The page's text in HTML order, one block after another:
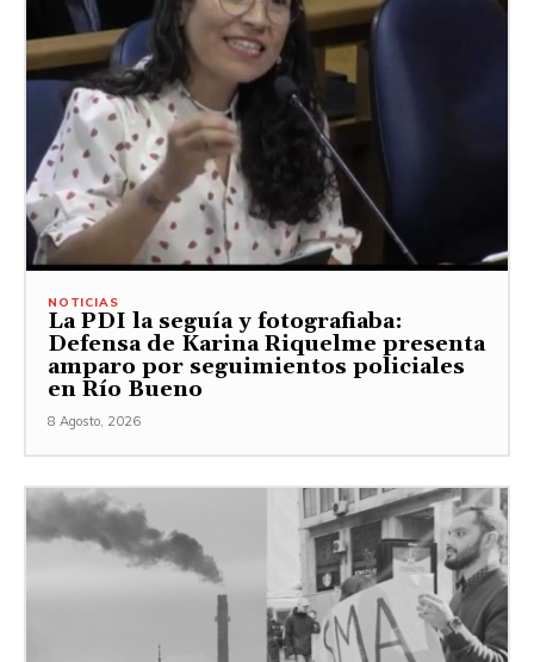
NOTICIAS
La PDI la seguía y fotografiaba:
Defensa de Karina Riquelme presenta
amparo por seguimientos policiales
en Río Bueno
8 Agosto, 2026